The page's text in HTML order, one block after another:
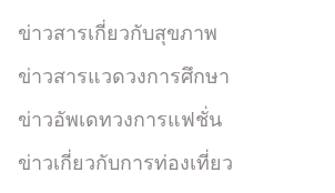
ข่าวสารเกี่ยวกับสุขภาพ
ข่าวสารแวดวงการศึกษา
ข่าวอัพเดทวงการแฟชั่น
ข่าวเกี่ยวกับการท่องเที่ยว